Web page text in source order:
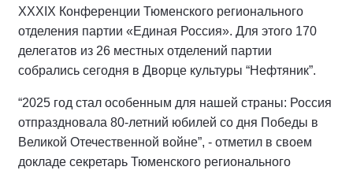
XXXIX Конференции Тюменского регионального
отделения партии «Единая Россия». Для этого 170
делегатов из 26 местных отделений партии
собрались сегодня в Дворце культуры “Нефтяник”.
“2025 год стал особенным для нашей страны: Россия
отпраздновала 80-летний юбилей со дня Победы в
Великой Отечественной войне”, - отметил в своем
докладе секретарь Тюменского регионального